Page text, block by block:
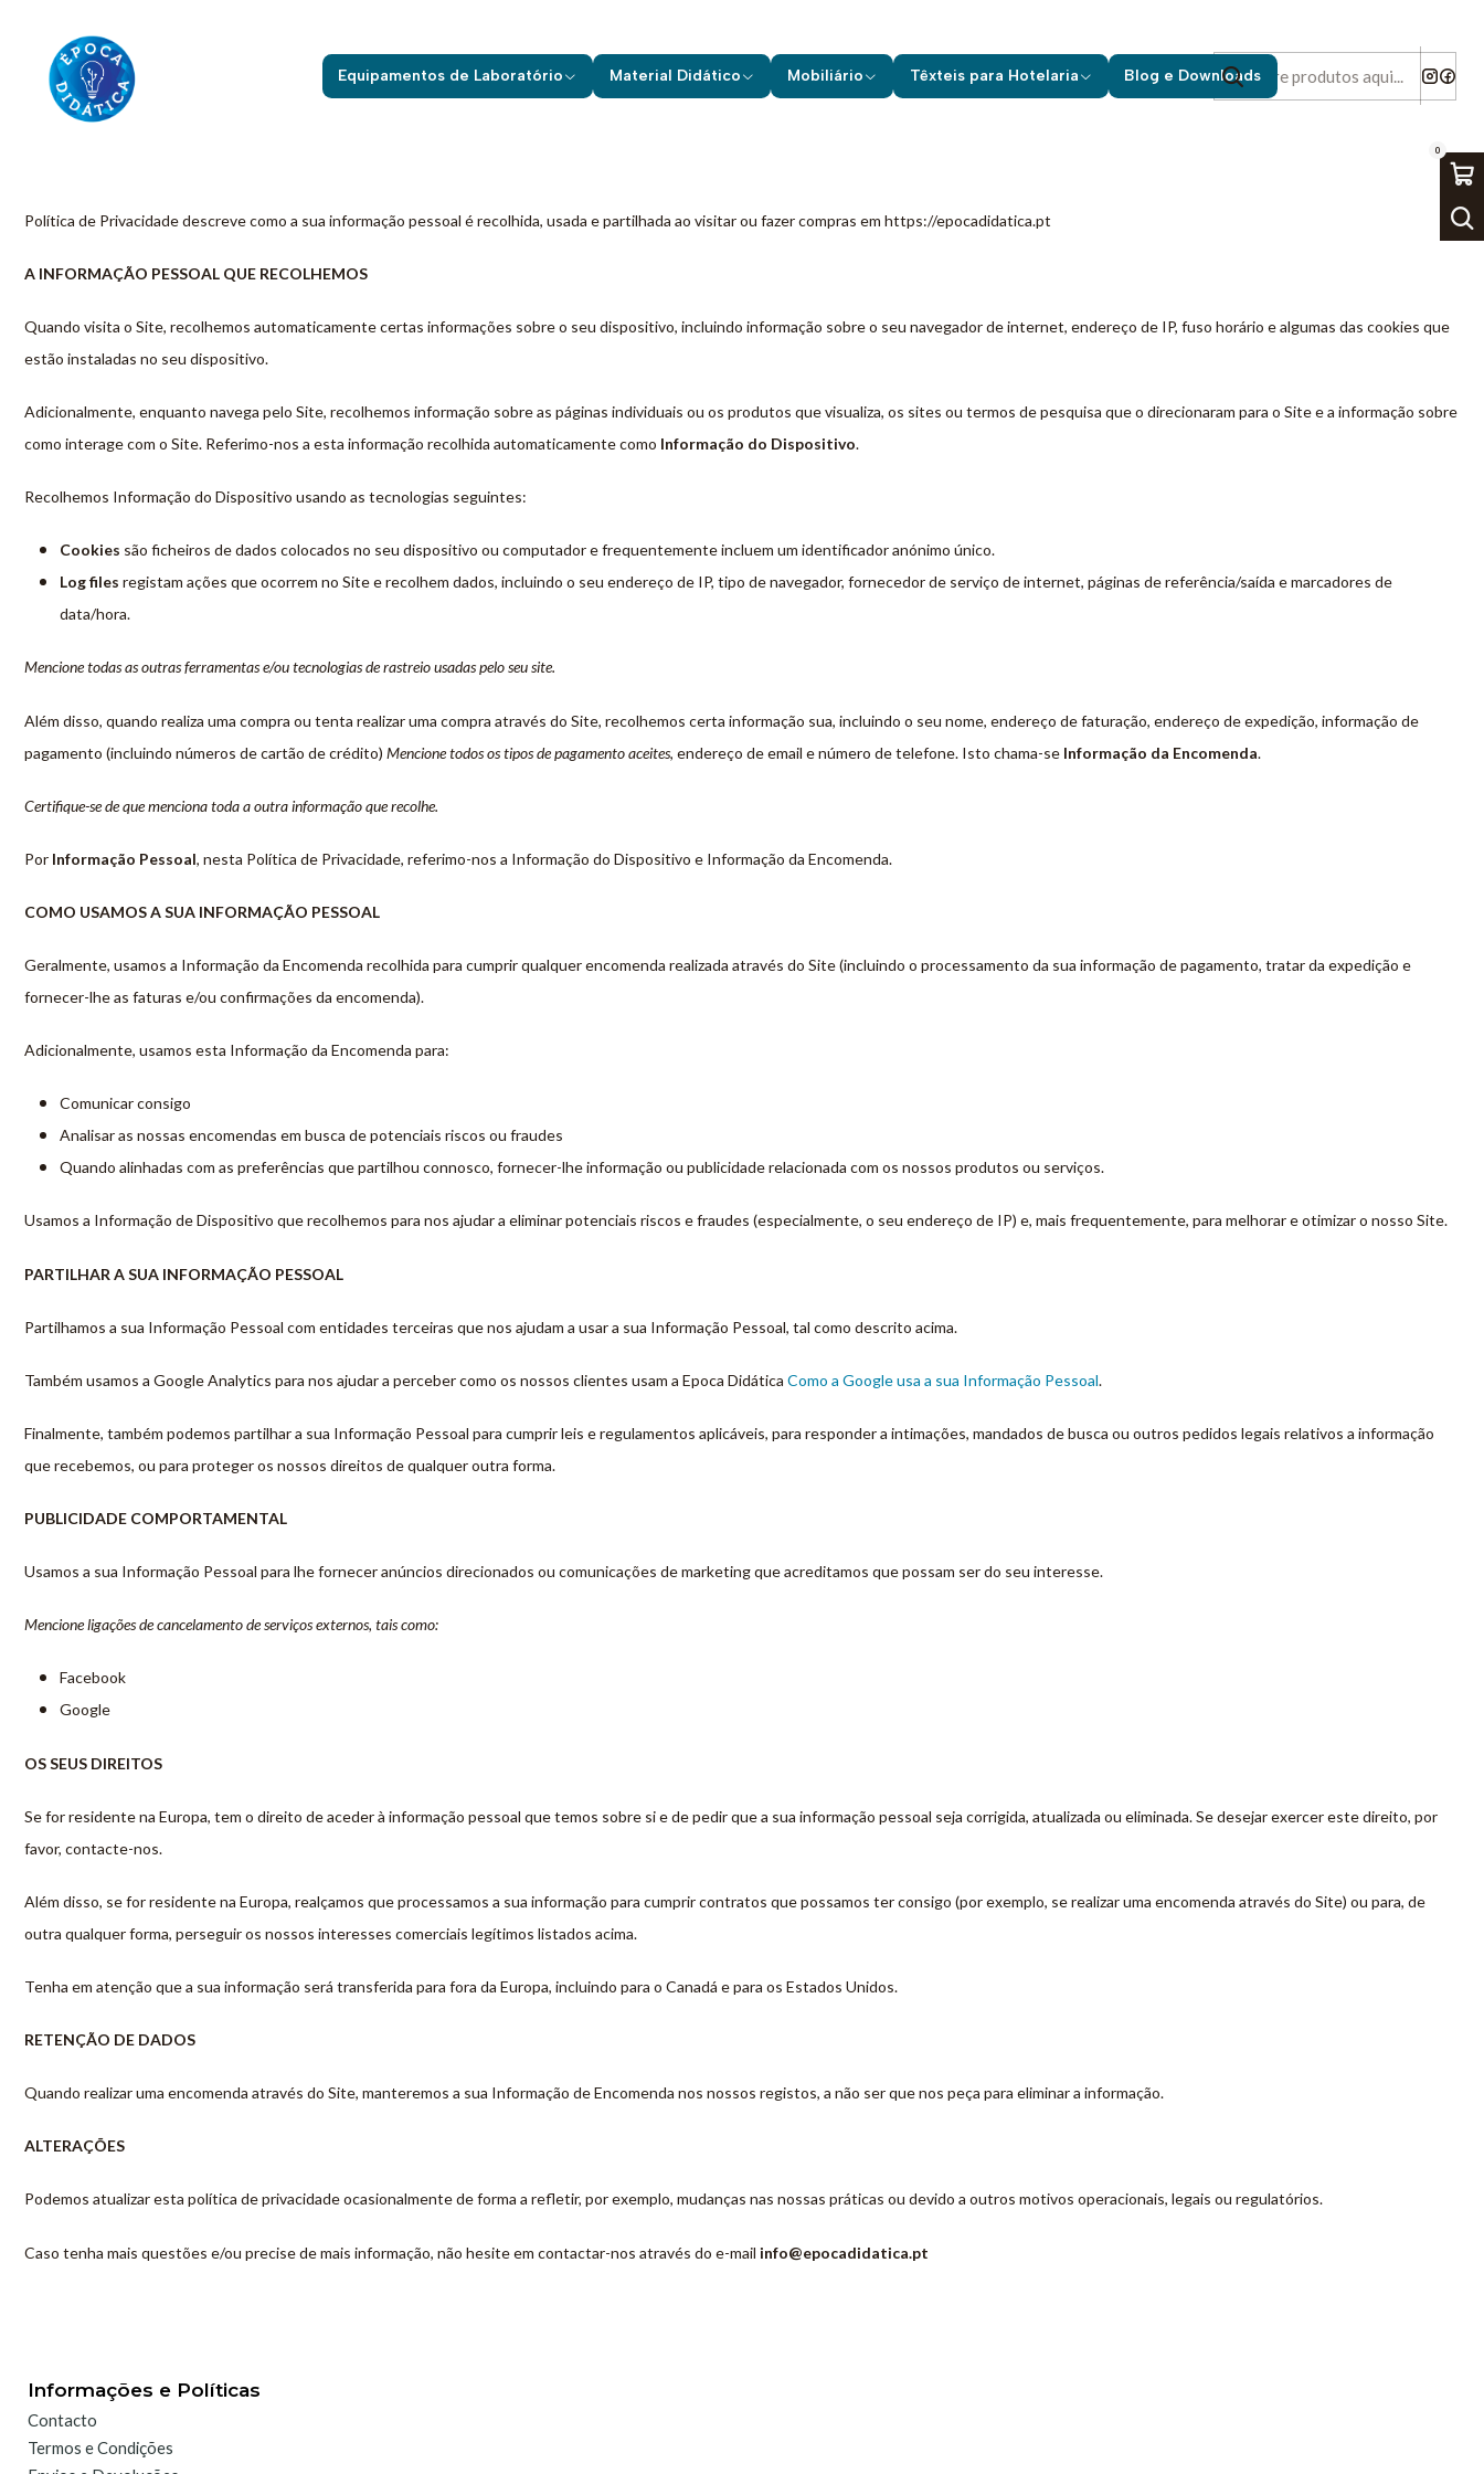
Equipamentos de Laboratório Material Didático Mobiliário Têxteis para Hotelaria Blog e Downloads
0
Política de Privacidade
Política de Privacidade descreve como a sua informação pessoal é recolhida, usada e partilhada ao visitar ou fazer compras em https://epocadidatica.pt
A INFORMAÇÃO PESSOAL QUE RECOLHEMOS
Quando visita o Site, recolhemos automaticamente certas informações sobre o seu dispositivo, incluindo informação sobre o seu navegador de internet, endereço de IP, fuso horário e algumas das cookies que
estão instaladas no seu dispositivo.
Adicionalmente, enquanto navega pelo Site, recolhemos informação sobre as páginas individuais ou os produtos que visualiza, os sites ou termos de pesquisa que o direcionaram para o Site e a informação sobre
como interage com o Site. Referimo-nos a esta informação recolhida automaticamente como Informação do Dispositivo.
Recolhemos Informação do Dispositivo usando as tecnologias seguintes:
Cookies são ficheiros de dados colocados no seu dispositivo ou computador e frequentemente incluem um identificador anónimo único.
Log files registam ações que ocorrem no Site e recolhem dados, incluindo o seu endereço de IP, tipo de navegador, fornecedor de serviço de internet, páginas de referência/saída e marcadores de
data/hora.
Mencione todas as outras ferramentas e/ou tecnologias de rastreio usadas pelo seu site.
Além disso, quando realiza uma compra ou tenta realizar uma compra através do Site, recolhemos certa informação sua, incluindo o seu nome, endereço de faturação, endereço de expedição, informação de
pagamento (incluindo números de cartão de crédito) Mencione todos os tipos de pagamento aceites, endereço de email e número de telefone. Isto chama-se Informação da Encomenda.
Certifique-se de que menciona toda a outra informação que recolhe.
Por Informação Pessoal, nesta Política de Privacidade, referimo-nos a Informação do Dispositivo e Informação da Encomenda.
COMO USAMOS A SUA INFORMAÇÃO PESSOAL
Geralmente, usamos a Informação da Encomenda recolhida para cumprir qualquer encomenda realizada através do Site (incluindo o processamento da sua informação de pagamento, tratar da expedição e
fornecer-lhe as faturas e/ou confirmações da encomenda).
Adicionalmente, usamos esta Informação da Encomenda para:
Comunicar consigo
Analisar as nossas encomendas em busca de potenciais riscos ou fraudes
Quando alinhadas com as preferências que partilhou connosco, fornecer-lhe informação ou publicidade relacionada com os nossos produtos ou serviços.
Usamos a Informação de Dispositivo que recolhemos para nos ajudar a eliminar potenciais riscos e fraudes (especialmente, o seu endereço de IP) e, mais frequentemente, para melhorar e otimizar o nosso Site.
PARTILHAR A SUA INFORMAÇÃO PESSOAL
Partilhamos a sua Informação Pessoal com entidades terceiras que nos ajudam a usar a sua Informação Pessoal, tal como descrito acima.
Também usamos a Google Analytics para nos ajudar a perceber como os nossos clientes usam a Epoca Didática Como a Google usa a sua Informação Pessoal.
Finalmente, também podemos partilhar a sua Informação Pessoal para cumprir leis e regulamentos aplicáveis, para responder a intimações, mandados de busca ou outros pedidos legais relativos a informação
que recebemos, ou para proteger os nossos direitos de qualquer outra forma.
PUBLICIDADE COMPORTAMENTAL
Usamos a sua Informação Pessoal para lhe fornecer anúncios direcionados ou comunicações de marketing que acreditamos que possam ser do seu interesse.
Mencione ligações de cancelamento de serviços externos, tais como:
Facebook
Google
OS SEUS DIREITOS
Se for residente na Europa, tem o direito de aceder à informação pessoal que temos sobre si e de pedir que a sua informação pessoal seja corrigida, atualizada ou eliminada. Se desejar exercer este direito, por
favor, contacte-nos.
Além disso, se for residente na Europa, realçamos que processamos a sua informação para cumprir contratos que possamos ter consigo (por exemplo, se realizar uma encomenda através do Site) ou para, de
outra qualquer forma, perseguir os nossos interesses comerciais legítimos listados acima.
Tenha em atenção que a sua informação será transferida para fora da Europa, incluindo para o Canadá e para os Estados Unidos.
RETENÇÃO DE DADOS
Quando realizar uma encomenda através do Site, manteremos a sua Informação de Encomenda nos nossos registos, a não ser que nos peça para eliminar a informação.
ALTERAÇÕES
Podemos atualizar esta política de privacidade ocasionalmente de forma a refletir, por exemplo, mudanças nas nossas práticas ou devido a outros motivos operacionais, legais ou regulatórios.
Caso tenha mais questões e/ou precise de mais informação, não hesite em contactar-nos através do e-mail info@epocadidatica.pt
Informações e Políticas
Contacto
Termos e Condições